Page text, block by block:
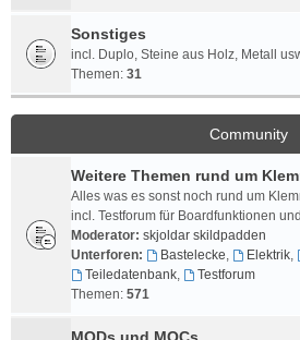
Sonstiges
incl. Duplo, Steine aus Holz, Metall
Themen: 31
Community
Weitere Themen rund um
Alles was es sonst noch rund um
incl. Testforum für Boardfunktionen
Moderator: skjoldar skildpadden
Unterforen:
Bastelecke, Elektrik,
Teiledatenbank,
Testforum
Themen: 571